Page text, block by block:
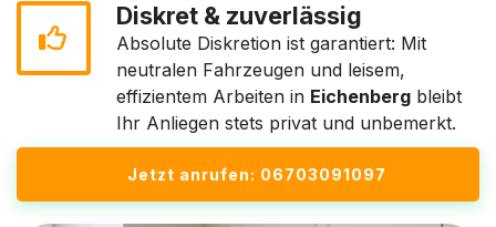
Diskret & zuverlässig
Absolute Diskretion ist garantiert: Mit
neutralen Fahrzeugen und leisem,
effizientem Arbeiten in Eichenberg bleibt
Ihr Anliegen stets privat und unbemerkt.
Jetzt anrufen: 06703091097